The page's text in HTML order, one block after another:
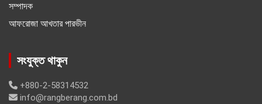
সম্পাদক
আফরোজা আখতার পারভীন
সংযুক্ত থাকুন
+880-2-58314532
info@rangberang.com.bd